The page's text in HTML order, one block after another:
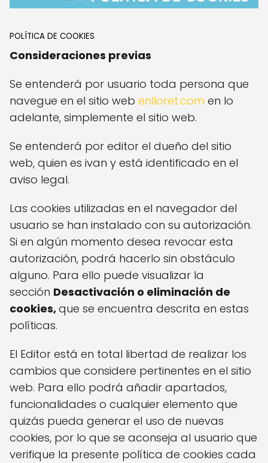
POLÍTICA DE COOKIES
Consideraciones previas
Se entenderá por usuario toda persona que
navegue en el sitio web enlloret.com en lo
adelante, simplemente el sitio web.
Se entenderá por editor el dueño del sitio
web, quien es ivan y está identificado en el
aviso legal.
Las cookies utilizadas en el navegador del
usuario se han instalado con su autorización.
Si en algún momento desea revocar esta
autorización, podrá hacerlo sin obstáculo
alguno. Para ello puede visualizar la
sección Desactivación o eliminación de
cookies,que se encuentra descrita en estas
políticas.
El Editor está en total libertad de realizar los
cambios que considere pertinentes en el sitio
web. Para ello podrá añadir apartados,
funcionalidades o cualquier elemento que
quizás pueda generar el uso de nuevas
cookies, por lo que se aconseja al usuario que
verifique la presente política de cookies cada